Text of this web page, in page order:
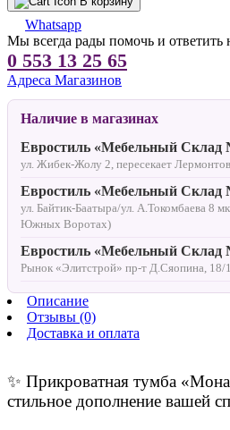
Whatsapp
Мы всегда рады помочь и
0 553 13 25 65
Адреса Магазинов
Наличие в магазинах
Евростиль «Мебельный
ул. Жибек-Жолу 2, пересекает
Евростиль «Мебельный
ул. Байтик-Баатыра/ул. А.Токомбаева 8
Южных Воротах)
Евростиль «Мебельный
Рынок «Элитстрой» пр-т Д.Сяопина, 18/1
Описание
Отзывы (0)
Доставка и оплата
✨ Прикроватная тумба
стильное дополнение вашей